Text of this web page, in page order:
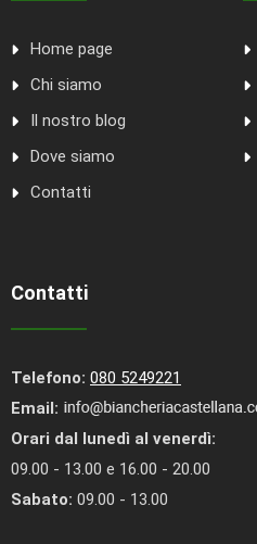
Home page
Chi siamo
Il nostro blog
Dove siamo
Contatti
Contatti
Telefono: 080 5249221
Email:
Orari dal lunedì al venerdì:
09.00 - 13.00 e 16.00 - 20.00
Sabato: 09.00 - 13.00